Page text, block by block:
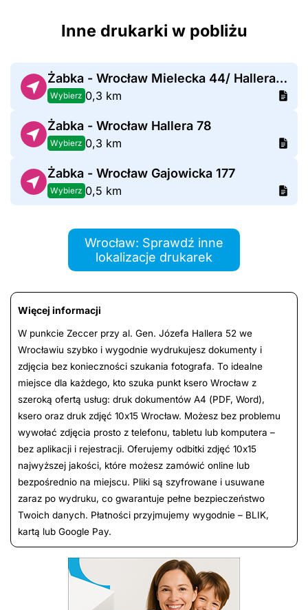
Inne drukarki w pobliżu
Żabka - Wrocław Mielecka 44/ Hallera 63
Wybierz 0,3 km
Żabka - Wrocław Hallera 78
Wybierz 0,3 km
Żabka - Wrocław Gajowicka 177
Wybierz 0,5 km
Wrocław: Sprawdź inne
lokalizacje drukarek
Więcej informacji
W punkcie Zeccer przy al. Gen. Józefa Hallera 52 we
Wrocławiu szybko i wygodnie wydrukujesz dokumenty i
zdjęcia bez konieczności szukania fotografa. To idealne
miejsce dla każdego, kto szuka punkt ksero Wrocław z
szeroką ofertą usług: druk dokumentów A4 (PDF, Word),
ksero oraz druk zdjęć 10x15 Wrocław. Możesz bez problemu
wywołać zdjęcia prosto z telefonu, tabletu lub komputera –
bez aplikacji i rejestracji. Oferujemy odbitki zdjęć 10x15
najwyższej jakości, które możesz zamówić online lub
bezpośrednio na miejscu. Pliki są szyfrowane i usuwane
zaraz po wydruku, co gwarantuje pełne bezpieczeństwo
Twoich danych. Płatności przyjmujemy wygodnie – BLIK,
kartą lub Google Pay.